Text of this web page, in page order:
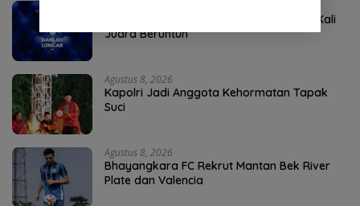
Danijel Loncar Diikat Persib Demi Misi 4 Kali
Juara Beruntun
Agustus 8, 2026
Kapolri Jadi Anggota Kehormatan Tapak
Suci
Agustus 8, 2026
Bhayangkara FC Rekrut Mantan Bek River
Plate dan Valencia